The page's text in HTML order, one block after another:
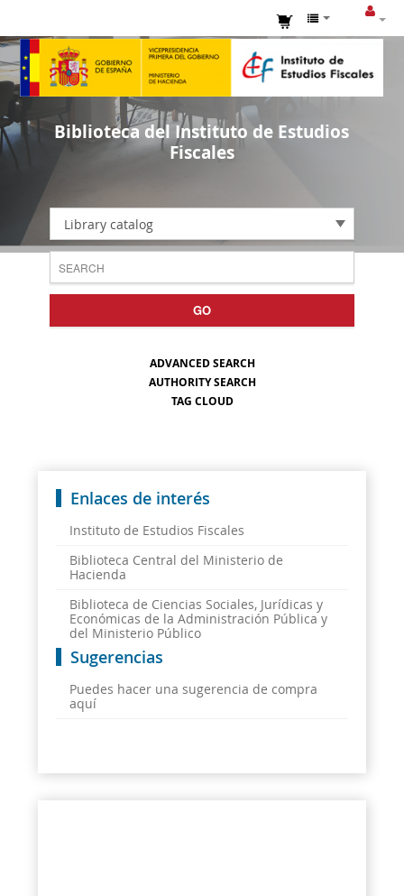
Biblioteca del Instituto de Estudios
Fiscales
Library catalog
GO
ADVANCED SEARCH
AUTHORITY SEARCH
TAG CLOUD
Enlaces de interés
Instituto de Estudios Fiscales
Biblioteca Central del Ministerio de
Hacienda
Biblioteca de Ciencias Sociales, Jurídicas y
Económicas de la Administración Pública y
del Ministerio Público
Sugerencias
Puedes hacer una sugerencia de compra
aquí